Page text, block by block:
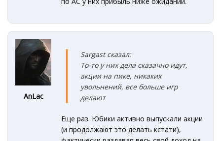
AnLac
Sargast сказал:
То-то у них дела сказачно идут,
акции на пике, никаких
увольнений, все больше игр
делают
Еще раз. Юбики активно выпускали акции
(и продолжают это делать кстати),